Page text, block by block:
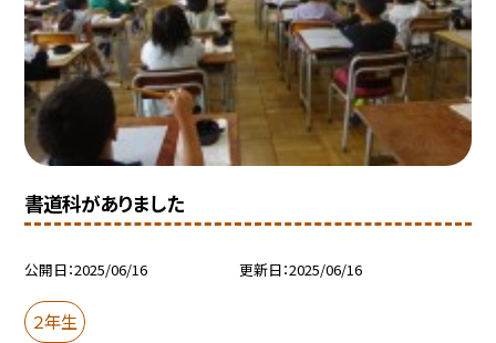
書道科がありました
公開日 2025/06/16 更新日 2025/06/16
２年生